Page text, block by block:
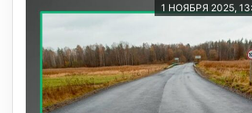
1 НОЯБРЯ 2025,